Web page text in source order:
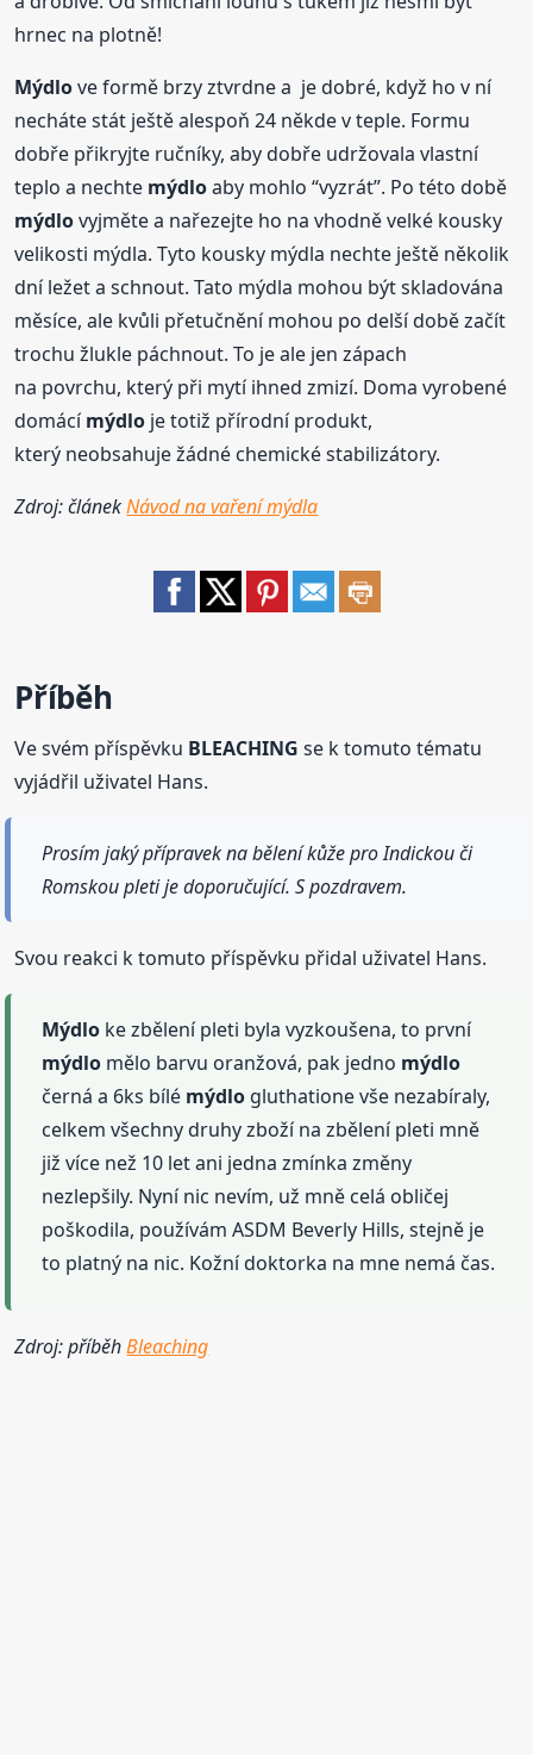
hrnec na plotně!
Mýdlove formě brzy ztvrdne a je dobré, když ho v ní
necháte stát ještě alespoň 24 někde v teple. Formu
dobře přikryjte ručníky, aby dobře udržovala vlastní
teplo a nechte mýdloaby mohlo “vyzrát”. Po této době
mýdlovyjměte a nařezejte ho na vhodně velké kousky
velikosti mýdla. Tyto kousky mýdla nechte ještě několik
dní ležet a schnout. Tato mýdla mohou být skladována
měsíce, ale kvůli přetučnění mohou po delší době začít
trochu žlukle páchnout. To je ale jen zápach
na povrchu, který při mytí ihned zmizí. Doma vyrobené
domácímýdlo je totiž přírodní produkt,
který neobsahuje žádné chemické stabilizátory.
Zdroj: článekNávod na vaření mýdla
Příběh
Ve svém příspěvku BLEACHING se k tomuto tématu
vyjádřil uživatel Hans.
Prosím jaký přípravek na bělení kůže pro Indickou či
Romskou pleti je doporučující. S pozdravem.
Svou reakci k tomuto příspěvku přidal uživatel Hans.
Mýdlo ke zbělení pleti byla vyzkoušena, to první
mýdlo mělo barvu oranžová, pak jedno mýdlo
černá a 6ks bílé mýdlo gluthatione vše nezabíraly,
celkem všechny druhy zboží na zbělení pleti mně
již více než 10 let ani jedna zmínka změny
nezlepšily. Nyní nic nevím, už mně celá obličej
poškodila, používám ASDM Beverly Hills, stejně je
to platný na nic. Kožní doktorka na mne nemá čas.
Zdroj: příběhBleaching